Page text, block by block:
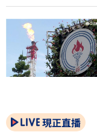
現正直播